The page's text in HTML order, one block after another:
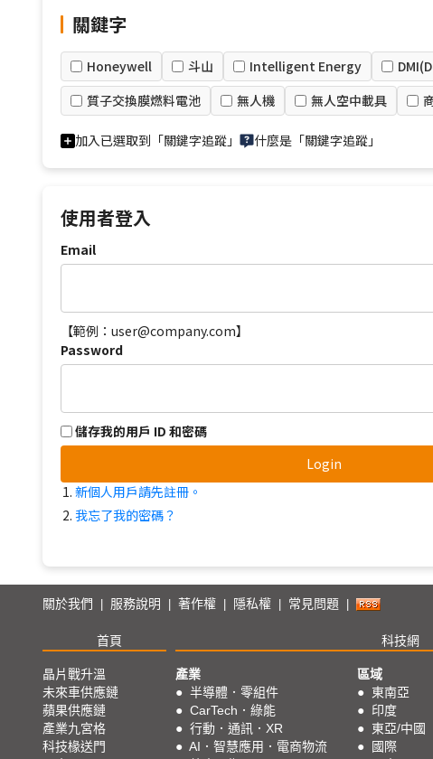
關鍵字
Honeywell 斗山 Intelligent Energy
質子交換膜燃料電池
無人機 無人空中載具
加入已選取到「關鍵字追蹤」 什麼是「關鍵字追蹤」
使用者登入
Email
【範例：user@company.com】
Password
儲存我的用戶 ID 和密碼
Login
新個人用戶請先註冊。
我忘了我的密碼？
關於我們 服務說明 著作權 隱私權 常見問題
首頁 科技網
晶片戰升溫
未來車供應鏈
蘋果供應鏈
產業九宮格
科技椽送門
產業
● 半導體．零組件
● CarTech．綠能
● 行動．通訊．XR
● AI．智慧應用．電商物流
區域
● 東南亞
● 印度
● 東亞/中國
●
國際